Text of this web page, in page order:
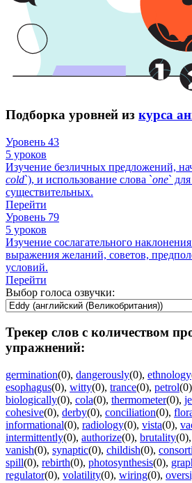
Подборка уровней из курса
Уровень 43
5 уроков
Изучение безличных предложений,
cold`), и использование слова `one`
существительных.
Перейти
Уровень 79
5 уроков
Изучение сослагательного
выражения желаний, советов,
условий.
Перейти
Выбор голоса озвучки:
Трекер слов с количеством
упражнений:
germination(0), dangerously(0), ethnology
esophagus(0), witty(0), trance(0), petrol(0)
biologically(0), cola(0), thermometer(0),
cohesive(0), derby(0), conciliation(0),
informational(0), radiology(0), vista(0),
intermittently(0), authorize(0), brutality(0),
vanish(0), synaptic(0), childish(0),
spill(0), rebirth(0), photosynthesis(0),
regulator(0), volatility(0), wiring(0),